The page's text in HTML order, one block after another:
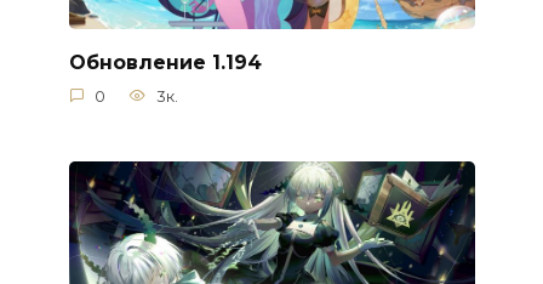
Обновление 1.194
0 3к.